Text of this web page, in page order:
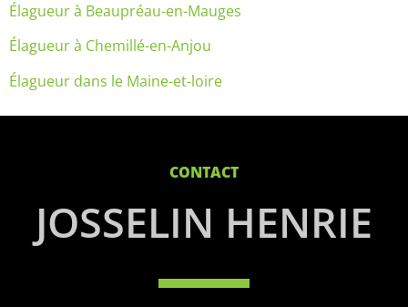
Élagueur à Beaupréau-en-Mauges
Élagueur à Chemillé-en-Anjou
Élagueur dans le Maine-et-loire
CONTACT
JOSSELIN HENRIE